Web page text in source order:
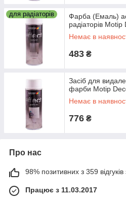
для радіаторів
Фарба (Емаль)
радіаторів
Немає в
483 ₴
Засіб для
фарби Motip
Немає в
776 ₴
Про нас
98% позитивних з 359 відгуків
Працює з 11.03.2017